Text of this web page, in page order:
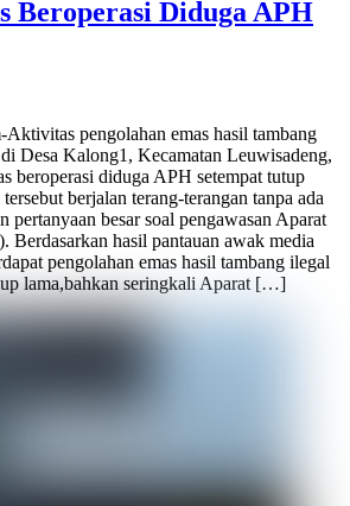
Beroperasi Diduga APH
pengolahan emas hasil tambang
Desa Kalong1, Kecamatan Leuwisadeng,
beroperasi diduga APH setempat tutup
berjalan terang-terangan tanpa ada
pertanyaan besar soal pengawasan Aparat
Berdasarkan hasil pantauan awak media
pengolahan emas hasil tambang ilegal
lama,bahkan seringkali Aparat […]